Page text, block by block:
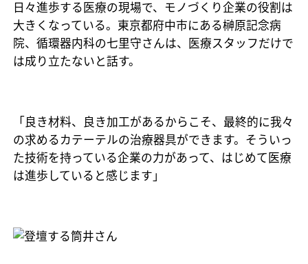
日々進歩する医療の現場で、モノづくり企業の役割は
大きくなっている。東京都府中市にある榊原記念病
院、循環器内科の七里守さんは、医療スタッフだけで
は成り立たないと話す。
「良き材料、良き加工があるからこそ、最終的に我々
の求めるカテーテルの治療器具ができます。そういっ
た技術を持っている企業の力があって、はじめて医療
は進歩していると感じます」